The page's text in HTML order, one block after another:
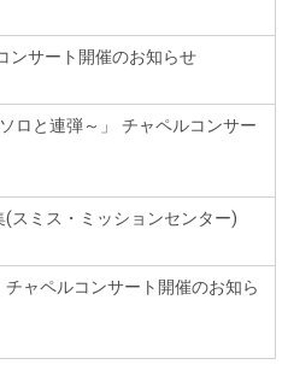
サート開催のお知らせ
ロと連弾～」 チャペルコンサー
スミス・ミッションセンター)
チャペルコンサート開催のお知ら